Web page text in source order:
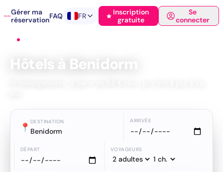
Gérer ma
réservationFAQ FR
Inscription
gratuite
Se
connecter
Hôtels à Benidorm
📍 DESTINATION
Benidorm
ARRIVÉE
DÉPART VOYAGEURS